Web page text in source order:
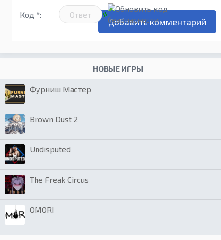
Код *:
НОВЫЕ ИГРЫ
Фурниш Мастер
Brown Dust 2
Undisputed
The Freak Circus
OMORI